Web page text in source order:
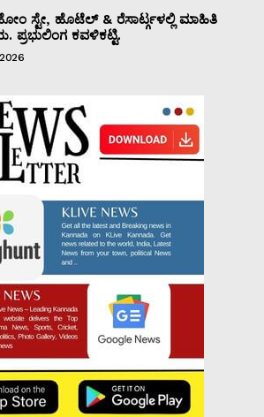
ಸ್ಟೇ, ಹೊಟೆಲ್ & ರೆಸಾರ್ಟ್ಗಳಲ್ಲಿ ಮಾಹಿತಿ
ಪ್ರಭುಲಿಂಗ ಕವಳಿಕಟ್ಟಿ.